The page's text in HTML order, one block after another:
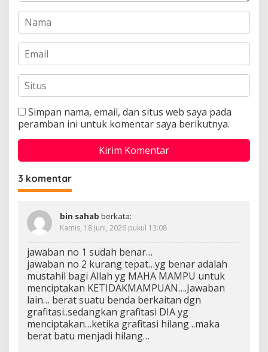
Simpan nama, email, dan situs web saya pada
peramban ini untuk komentar saya berikutnya.
3 komentar
bin sahab berkata:
Kamis, 18 Juni, 2026 pukul 13:08
jawaban no 1 sudah benar…
jawaban no 2 kurang tepat…yg benar adalah
mustahil bagi Allah yg MAHA MAMPU untuk
menciptakan KETIDAKMAMPUAN….Jawaban
lain… berat suatu benda berkaitan dgn
grafitasi..sedangkan grafitasi DIA yg
menciptakan…ketika grafitasi hilang ..maka
berat batu menjadi hilang…